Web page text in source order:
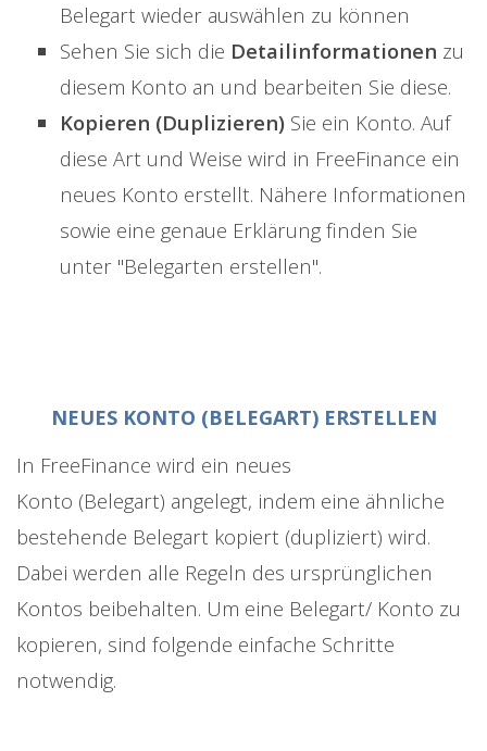
Belegart wieder auswählen zu können
Sehen Sie sich die Detailinformationen zu
diesem Konto an und bearbeiten Sie diese.
Kopieren (Duplizieren) Sie ein Konto. Auf
diese Art und Weise wird in FreeFinance ein
neues Konto erstellt. Nähere Informationen
sowie eine genaue Erklärung finden Sie
unter "Belegarten erstellen".
NEUES KONTO (BELEGART) ERSTELLEN
In FreeFinance wird ein neues
Konto (Belegart) angelegt, indem eine ähnliche
bestehende Belegart kopiert (dupliziert) wird.
Dabei werden alle Regeln des ursprünglichen
Kontos beibehalten. Um eine Belegart/ Konto zu
kopieren, sind folgende einfache Schritte
notwendig.